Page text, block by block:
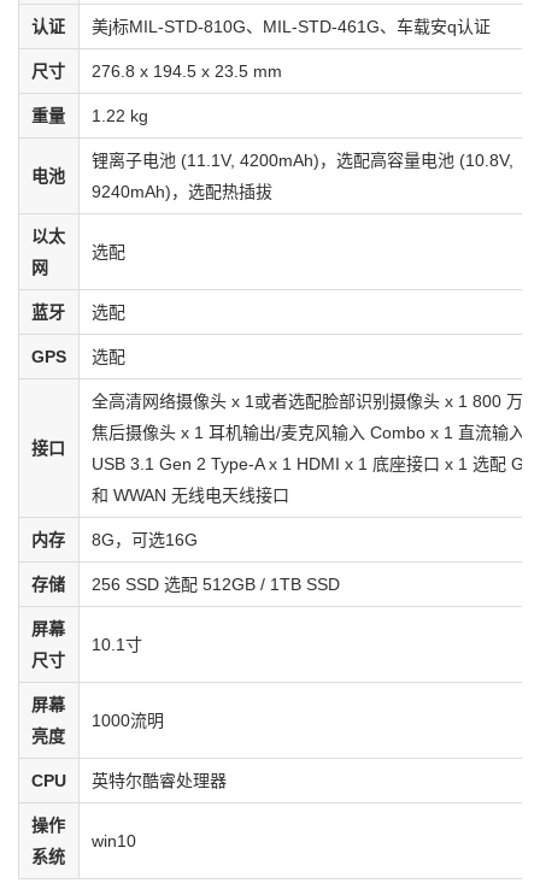
认证 美j标MIL-STD-810G、MIL-STD-461G、车载安q认证
尺寸 276.8 x 194.5 x 23.5 mm
重量 1.22 kg
电池
锂离子电池 (11.1V, 4200mAh)，选配高容量电池 (10.8V,
9240mAh)，选配热插拔
以太
网
选配
蓝牙 选配
GPS 选配
接口
全高清网络摄像头 x 1或者选配脸部识别摄像头 x 1 800 万
焦后摄像头 x 1 耳机输出/麦克风输入 Combo x 1 直流输入
USB 3.1 Gen 2 Type-A x 1 HDMI x 1 底座接口 x 1 选配
和 WWAN 无线电天线接口
内存 8G，可选16G
存储 256 SSD 选配 512GB / 1TB SSD
屏幕
尺寸
10.1寸
屏幕
亮度
1000流明
CPU 英特尔酷睿处理器
操作
系统
win10